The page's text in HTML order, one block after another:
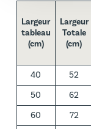
Largeur
tableau
(cm)
Largeur
Totale
(cm)
40 52
50
62
60
72